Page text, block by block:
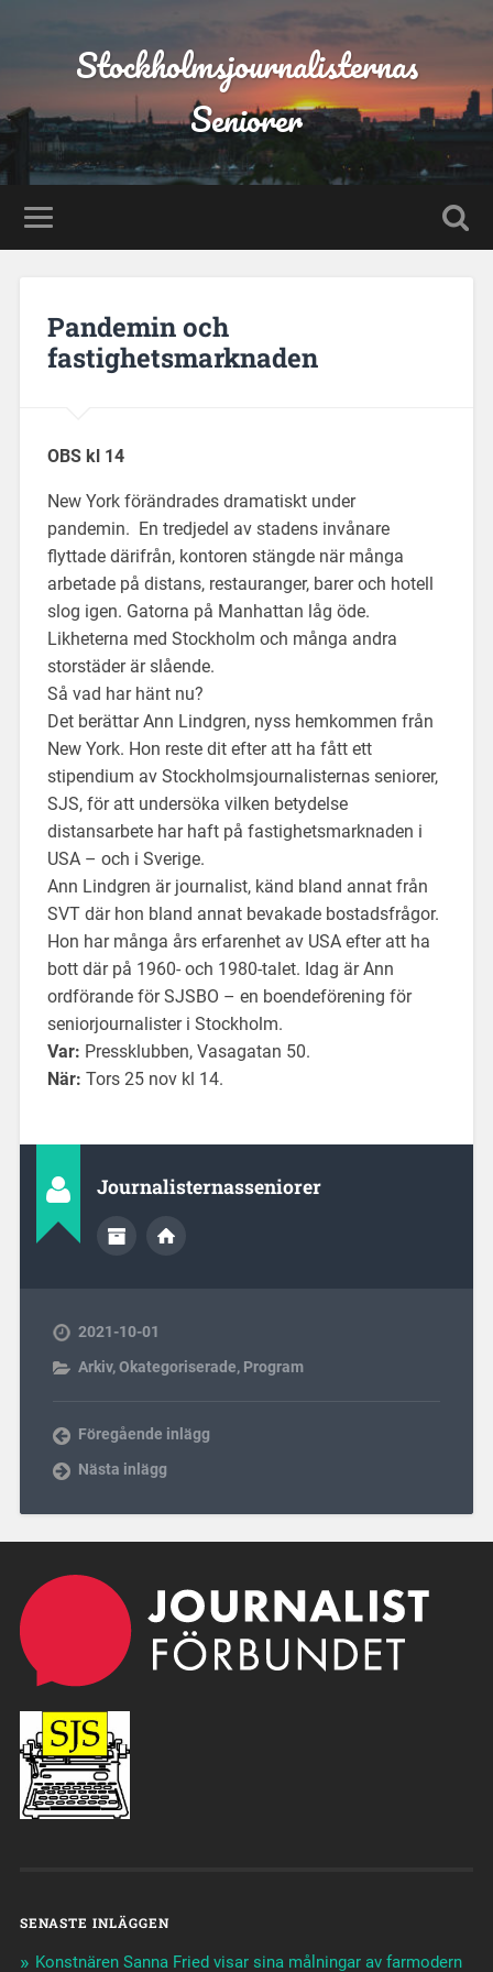
Stockholmsjournalisternas
Seniorer
Pandemin och
fastighetsmarknaden
OBS kl 14
New York förändrades dramatiskt under
pandemin. En tredjedel av stadens invånare
flyttade därifrån, kontoren stängde när många
arbetade på distans, restauranger, barer och hotell
slog igen. Gatorna på Manhattan låg öde.
Likheterna med Stockholm och många andra
storstäder är slående.
Så vad har hänt nu?
Det berättar Ann Lindgren, nyss hemkommen från
New York. Hon reste dit efter att ha fått ett
stipendium av Stockholmsjournalisternas seniorer,
SJS, för att undersöka vilken betydelse
distansarbete har haft på fastighetsmarknaden i
USA – och i Sverige.
Ann Lindgren är journalist, känd bland annat från
SVT där hon bland annat bevakade bostadsfrågor.
Hon har många års erfarenhet av USA efter att ha
bott där på 1960- och 1980-talet. Idag är Ann
ordförande för SJSBO – en boendeförening för
seniorjournalister i Stockholm.
Var: Pressklubben, Vasagatan 50.
När: Tors 25 nov kl 14.
Journalisternasseniorer
2021-10-01
Arkiv,Okategoriserade, Program
Föregående inlägg
Nästa inlägg
SENASTE INLÄGGEN
Konstnären Sanna Fried visar sina målningar av farmodern